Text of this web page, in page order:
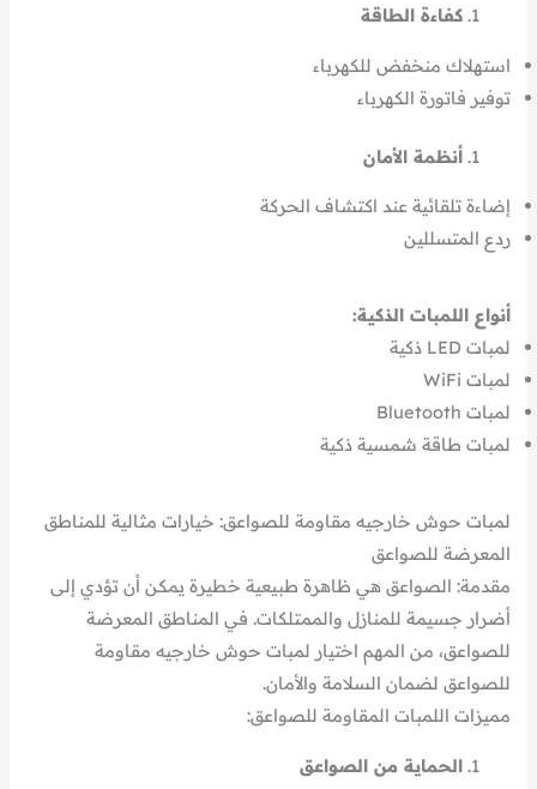
كفاءة الطاقة
استهلاك منخفض للكهرباء
توفير فاتورة الكهرباء
أنظمة الأمان
إضاءة تلقائية عند اكتشاف الحركة
ردع المتسللين
أنواع اللمبات الذكية:
لمبات LED ذكية
لمبات WiFi
لمبات Bluetooth
لمبات طاقة شمسية ذكية
لمبات حوش خارجيه مقاومة للصواعق: خيارات مثالية للمناطق
المعرضة للصواعق
مقدمة: الصواعق هي ظاهرة طبيعية خطيرة يمكن أن تؤدي إلى
أضرار جسيمة للمنازل والممتلكات. في المناطق المعرضة
للصواعق، من المهم اختيار لمبات حوش خارجيه مقاومة
للصواعق لضمان السلامة والأمان.
مميزات اللمبات المقاومة للصواعق:
الحماية من الصواعق